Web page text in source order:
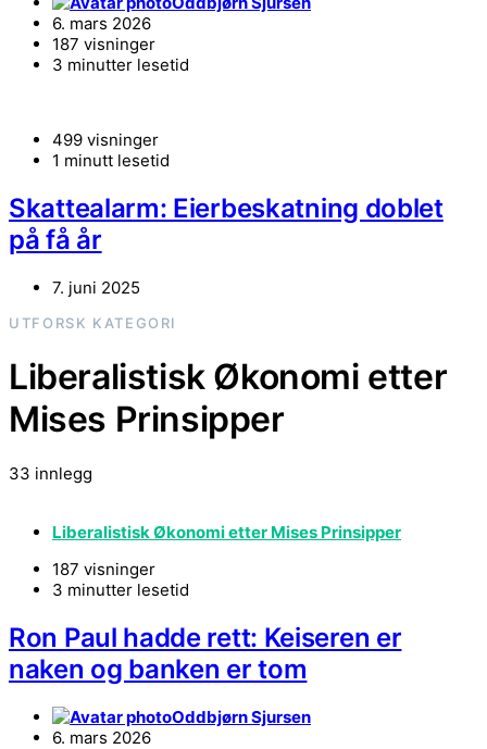
6. mars 2026
187 visninger
3 minutter lesetid
499 visninger
1 minutt lesetid
Skattealarm: Eierbeskatning doblet
på få år
7. juni 2025
UTFORSK KATEGORI
Liberalistisk Økonomi etter
Mises Prinsipper
33 innlegg
Liberalistisk Økonomi etter Mises Prinsipper
187 visninger
3 minutter lesetid
Ron Paul hadde rett: Keiseren er
naken og banken er tom
Oddbjørn Sjursen
6. mars 2026